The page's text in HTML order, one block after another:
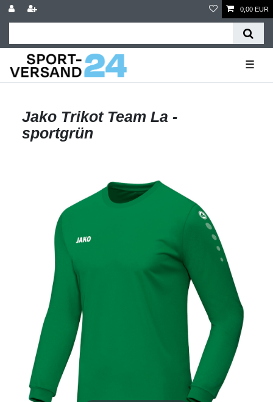
0,00 EUR
☰
Jako Trikot Team La -
sportgrün